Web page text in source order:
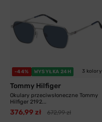
-44% WYSYŁKA 24H 3 kolory
Tommy Hilfiger
Okulary przeciwsłoneczne Tommy
Hilfiger 2192...
376,99 zł 672,99 zł